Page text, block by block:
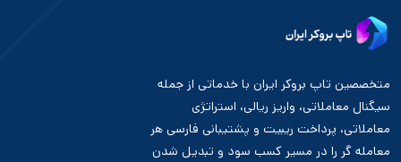
متخصصین تاپ بروکر ایران با خدماتی از جمله
سیگنال معاملاتی، واریز ریالی، استراتژی
معاملاتی، پرداخت ریبیت و پشتیبانی فارسی هر
معامله گر را در مسیر کسب سود و تبدیل شدن